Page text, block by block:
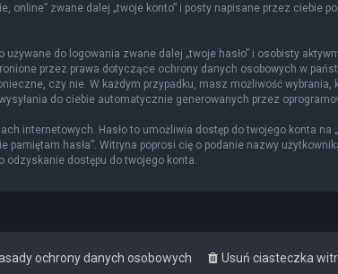
online” zwane dalej „twoje konto” i posty napisane przez ciebie
do logowania zwane dalej „twoje hasło” i osobisty
przez prawa dotyczące ochrony danych osobowych w
czy nie. W każdym przypadku, masz możliwość wybrania,
do ciebie automatycznie generowanych przez
internetowych. Hasło to umożliwia dostęp do twojego konta na
pamiętam hasła”. Witryna poprosi cię o podanie nazwy
odzyskanie dostępu do twojego konta.
Usuń ciasteczka
ochrony danych osobowych